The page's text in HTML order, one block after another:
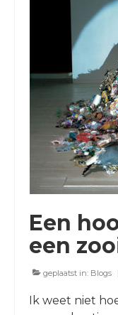
Een
een
geplaatst in: Blogs
Ik weet niet